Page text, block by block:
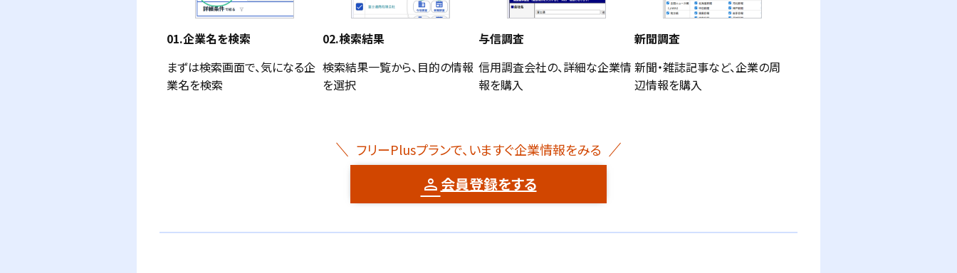
01.企業名を検索
まずは検索画面で、気になる企
業名を検索
02.検索結果
検索結果一覧から、目的の情報
を選択
与信調査
信用調査会社の、詳細な企業情
報を購入
新聞調査
新聞・雑誌記事など、企業の周
辺情報を購入
フリーPlusプランで、いますぐ企業情報をみる
会員登録をする